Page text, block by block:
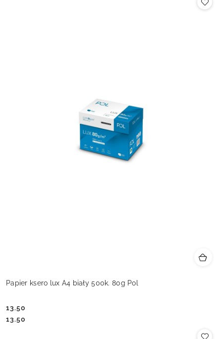
Papier ksero lux A4 biały 500k. 80g Pol
Cena:
13.50
Cena:
13.50